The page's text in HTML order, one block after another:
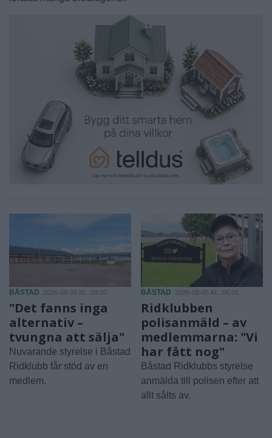
BÅSTAD 2026-08-05 KL. 09:00
"Det fanns inga
alternativ –
tvungna att sälja"
Nuvarande styrelse i Båstad
Ridklubb får stöd av en
medlem.
BÅSTAD 2026-08-05 KL. 06:00
Ridklubben
polisanmäld – av
medlemmarna: "Vi
har fått nog"
Båstad Ridklubbs styrelse
anmälda till polisen efter att
allt sålts av.